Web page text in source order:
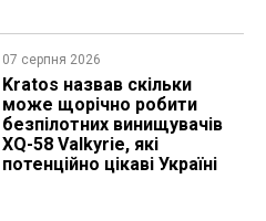
07 серпня 2026
Kratos назвав скільки
може щорічно робити
безпілотних винищувачів
XQ-58 Valkyrie, які
потенційно цікаві Україні